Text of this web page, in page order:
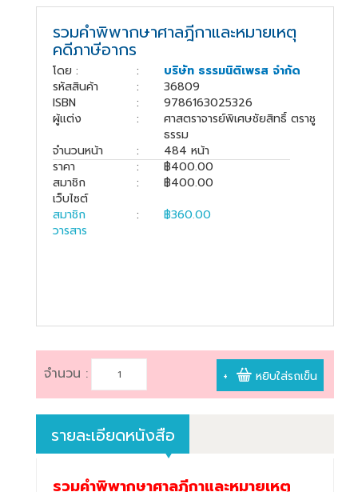
รวมคำพิพากษาศาลฎีกาและหมายเหตุ
คดีภาษีอากร
โดย : :
บริษัท ธรรมนิติเพรส จำกัด
รหัสสินค้า
:
36809
ISBN
:
9786163025326
ผู้แต่ง
:
ศาสตราจารย์พิเศษชัยสิทธิ์ ตราชู
ธรรม
จำนวนหน้า
:
484 หน้า
ราคา
:
฿400.00
สมาชิก
เว็บไซต์
:
฿400.00
สมาชิก
วารสาร
: ฿360.00
จำนวน : หยิบใส่รถเข็น
รายละเอียดหนังสือ
รวมคำพิพากษาศาลฎีกาและหมายเหตุ